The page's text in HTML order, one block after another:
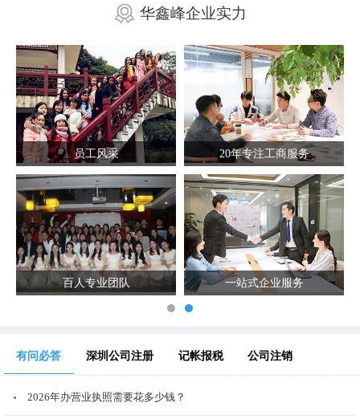
华鑫峰企业实力
员工风采 20年专注工商服务
百人专业团队 一站式企业服务
有问必答 深圳公司注册 记帐报税 公司注销
2026年办营业执照需要花多少钱？